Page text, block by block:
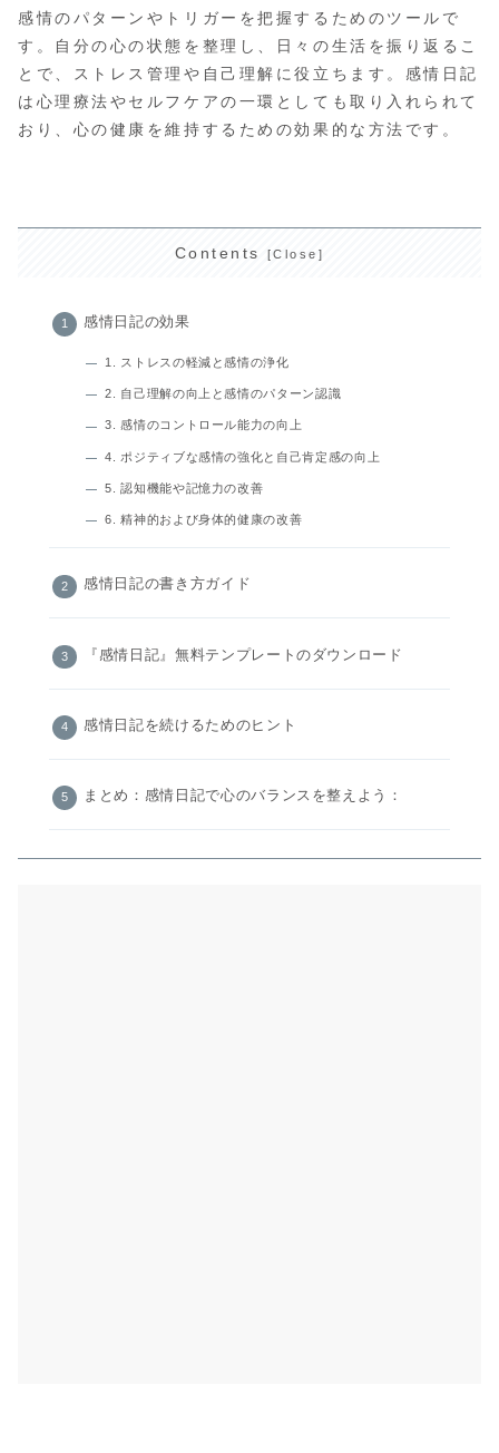
感情のパターンやトリガーを把握するためのツールで
す。自分の心の状態を整理し、日々の生活を振り返るこ
とで、ストレス管理や自己理解に役立ちます。感情日記
は心理療法やセルフケアの一環としても取り入れられて
おり、心の健康を維持するための効果的な方法です。
Contents
感情日記の効果
1. ストレスの軽減と感情の浄化
2. 自己理解の向上と感情のパターン認識
3. 感情のコントロール能力の向上
4. ポジティブな感情の強化と自己肯定感の向上
5. 認知機能や記憶力の改善
6. 精神的および身体的健康の改善
感情日記の書き方ガイド
『感情日記』無料テンプレートのダウンロード
感情日記を続けるためのヒント
まとめ：感情日記で心のバランスを整えよう：